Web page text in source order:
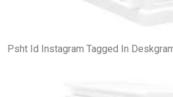
Psht Id Instagram Tagged In